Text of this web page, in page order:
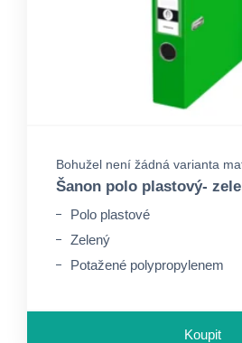
Bohužel není žádná varianta
Šanon polo plastový-
Polo plastové
Zelený
Potažené polypropylenem
Koupit